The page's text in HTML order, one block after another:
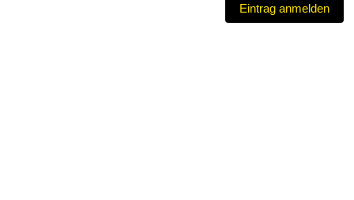
Eintrag anmelden